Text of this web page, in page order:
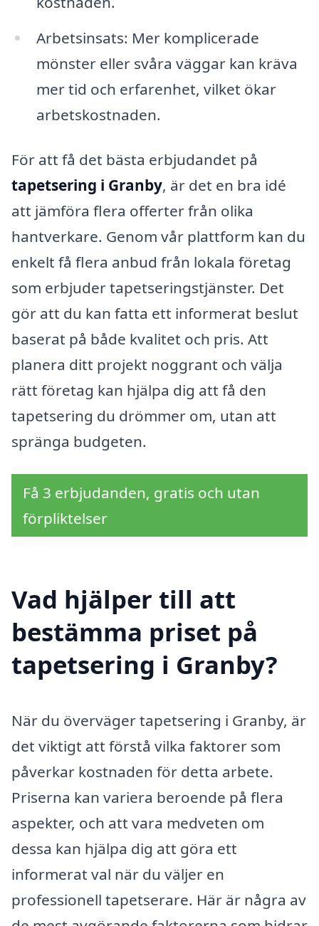
Arbetsinsats: Mer komplicerade
mönster eller svåra väggar kan kräva
mer tid och erfarenhet, vilket ökar
arbetskostnaden.
För att få det bästa erbjudandet på
tapetsering i Granby, är det en bra idé
att jämföra flera offerter från olika
hantverkare. Genom vår plattform kan du
enkelt få flera anbud från lokala företag
som erbjuder tapetseringstjänster. Det
gör att du kan fatta ett informerat beslut
baserat på både kvalitet och pris. Att
planera ditt projekt noggrant och välja
rätt företag kan hjälpa dig att få den
tapetsering du drömmer om, utan att
spränga budgeten.
Få 3 erbjudanden, gratis och utan
förpliktelser
Vad hjälper till att
bestämma priset på
tapetsering i Granby?
När du överväger tapetsering i Granby, är
det viktigt att förstå vilka faktorer som
påverkar kostnaden för detta arbete.
Priserna kan variera beroende på flera
aspekter, och att vara medveten om
dessa kan hjälpa dig att göra ett
informerat val när du väljer en
professionell tapetserare. Här är några av